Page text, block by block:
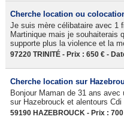
Cherche location ou
Je suis mère célibataire avec 1
Martinique mais je souhaiterais
supporte plus la violence et la
97220 TRINITÉ - Prix : 650 € -
Cherche location sur
Bonjour Maman de 31 ans
sur Hazebrouck et alentours
59190 HAZEBROUCK - Prix :